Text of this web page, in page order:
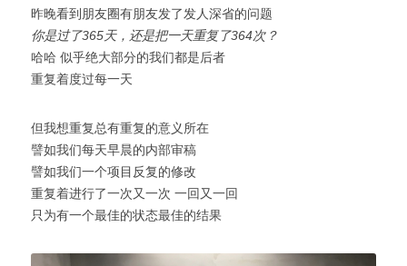
昨晚看到朋友圈有朋友发了发人深省的问题
你是过了365天，还是把一天重复了364次？
哈哈 似乎绝大部分的我们都是后者
重复着度过每一天
但我想重复总有重复的意义所在
譬如我们每天早晨的内部审稿
譬如我们一个项目反复的修改
重复着进行了一次又一次 一回又一回
只为有一个最佳的状态最佳的结果